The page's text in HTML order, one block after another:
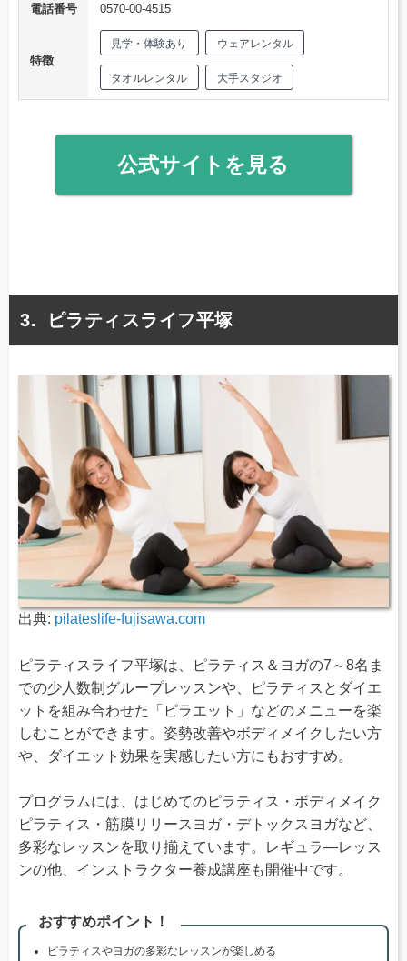
電話番号
0570-00-4515
特徴
見学・体験あり ウェアレンタル
タオルレンタル 大手スタジオ
公式サイトを見る
ピラティスライフ平塚
出典: pilateslife-fujisawa.com
ピラティスライフ平塚は、ピラティス＆ヨガの7～8名ま
での少人数制グループレッスンや、ピラティスとダイエ
ットを組み合わせた「ピラエット」などのメニューを楽
しむことができます。姿勢改善やボディメイクしたい方
や、ダイエット効果を実感したい方にもおすすめ。
プログラムには、はじめてのピラティス・ボディメイク
ピラティス・筋膜リリースヨガ・デトックスヨガなど、
多彩なレッスンを取り揃えています。レギュラ―レッス
ンの他、インストラクター養成講座も開催中です。
おすすめポイント！
ピラティスやヨガの多彩なレッスンが楽しめる